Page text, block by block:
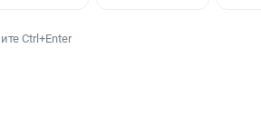
Ctrl+Enter